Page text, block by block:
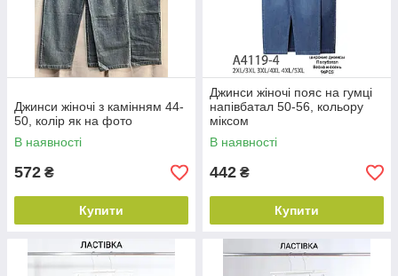
Джинси жіночі з камінням 44-
50, колір як на фото
В наявності
572 ₴
Купити
Джинси жіночі пояс на гумці
напівбатал 50-56, кольору
міксом
В наявності
442 ₴
Купити